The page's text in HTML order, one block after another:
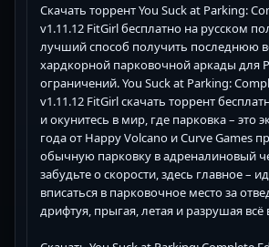
Скачать торрент You Suck at Parking:
v1.11.12 FitGirl бесплатно на русском
лучший способ получить последнюю
хардкорной парковочной аркады для
ограничений. You Suck at Parking:
v1.11.12 FitGirl скачать торрент
и окунитесь в мир, где парковка – это
года от Happy Volcano и Curve Games
обычную парковку в адреналиновый
забудьте о скорости, здесь главное –
вписаться в парковочное место за
дрифтуя, прыгая, летая и разрушая всё